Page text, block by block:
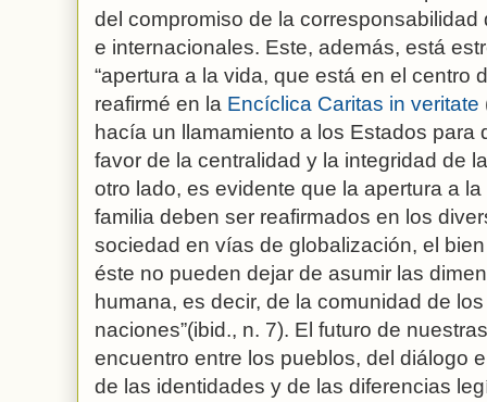
del compromiso de la
e internacionales. Este, además, está
“apertura a la vida, que está en el centro
reafirmé en la Encíclica Caritas in veritate
hacía un llamamiento a los Estados para
favor de la centralidad y la integridad de
otro lado, es evidente que la apertura a
familia deben ser reafirmados en los
sociedad en vías de globalización, el
éste no pueden dejar de asumir las
humana, es decir, de la comunidad de
naciones”(ibid., n. 7). El futuro de
encuentro entre los pueblos, del diálogo
de las identidades y de las diferencias